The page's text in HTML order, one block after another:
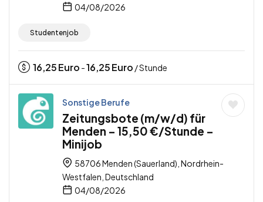
04/08/2026
Studentenjob
16,25Euro -16,25Euro / Stunde
Sonstige Berufe
Zeitungsbote (m/w/d) für
Menden – 15,50 €/Stunde –
Minijob
58706 Menden (Sauerland), Nordrhein-
Westfalen, Deutschland
04/08/2026